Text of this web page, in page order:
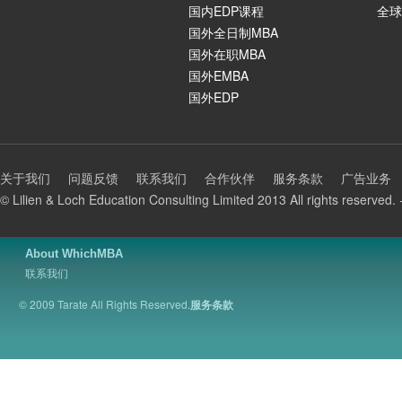
国内EDP课程
国外全日制MBA
国外在职MBA
国外EMBA
国外EDP
全
关于我们 问题反馈 联系我们 合作伙伴 服务条款
广告业务
© Lilien & Loch Education Consulting Limited 2013 All rights
About WhichMBA
联系我们
© 2009 Tarate All Rights Reserved.服务条款